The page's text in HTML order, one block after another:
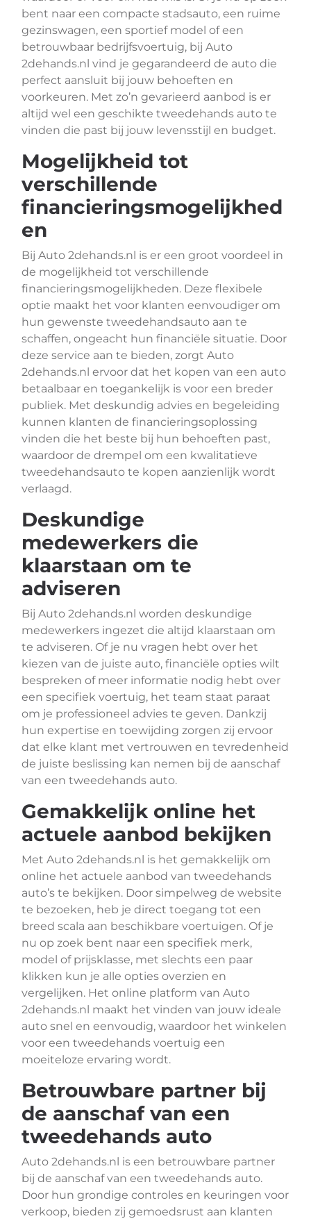
bent naar een compacte stadsauto, een ruime
gezinswagen, een sportief model of een
betrouwbaar bedrijfsvoertuig, bij Auto
2dehands.nl vind je gegarandeerd de auto die
perfect aansluit bij jouw behoeften en
voorkeuren. Met zo’n gevarieerd aanbod is er
altijd wel een geschikte tweedehands auto te
vinden die past bij jouw levensstijl en budget.
Mogelijkheid tot
verschillende
financieringsmogelijkhed
en
Bij Auto 2dehands.nl is er een groot voordeel in
de mogelijkheid tot verschillende
financieringsmogelijkheden. Deze flexibele
optie maakt het voor klanten eenvoudiger om
hun gewenste tweedehandsauto aan te
schaffen, ongeacht hun financiële situatie. Door
deze service aan te bieden, zorgt Auto
2dehands.nl ervoor dat het kopen van een auto
betaalbaar en toegankelijk is voor een breder
publiek. Met deskundig advies en begeleiding
kunnen klanten de financieringsoplossing
vinden die het beste bij hun behoeften past,
waardoor de drempel om een kwalitatieve
tweedehandsauto te kopen aanzienlijk wordt
verlaagd.
Deskundige
medewerkers die
klaarstaan om te
adviseren
Bij Auto 2dehands.nl worden deskundige
medewerkers ingezet die altijd klaarstaan om
te adviseren. Of je nu vragen hebt over het
kiezen van de juiste auto, financiële opties wilt
bespreken of meer informatie nodig hebt over
een specifiek voertuig, het team staat paraat
om je professioneel advies te geven. Dankzij
hun expertise en toewijding zorgen zij ervoor
dat elke klant met vertrouwen en tevredenheid
de juiste beslissing kan nemen bij de aanschaf
van een tweedehands auto.
Gemakkelijk online het
actuele aanbod bekijken
Met Auto 2dehands.nl is het gemakkelijk om
online het actuele aanbod van tweedehands
auto’s te bekijken. Door simpelweg de website
te bezoeken, heb je direct toegang tot een
breed scala aan beschikbare voertuigen. Of je
nu op zoek bent naar een specifiek merk,
model of prijsklasse, met slechts een paar
klikken kun je alle opties overzien en
vergelijken. Het online platform van Auto
2dehands.nl maakt het vinden van jouw ideale
auto snel en eenvoudig, waardoor het winkelen
voor een tweedehands voertuig een
moeiteloze ervaring wordt.
Betrouwbare partner bij
de aanschaf van een
tweedehands auto
Auto 2dehands.nl is een betrouwbare partner
bij de aanschaf van een tweedehands auto.
Door hun grondige controles en keuringen voor
verkoop, bieden zij gemoedsrust aan klanten